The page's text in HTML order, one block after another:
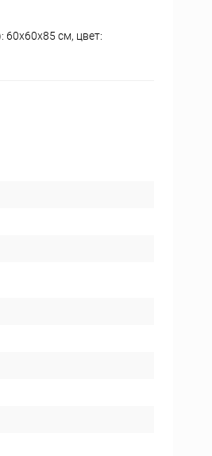
60x60x85 см, цвет: